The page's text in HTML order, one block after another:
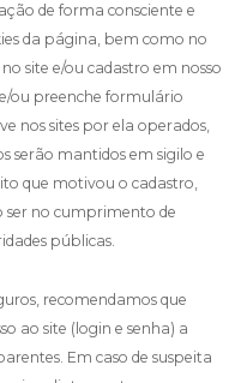
de forma consciente e
da página, bem como no
site e/ou cadastro em nosso
ou preenche formulário
nos sites por ela operados,
serão mantidos em sigilo e
que motivou o cadastro,
ser no cumprimento de
públicas.
recomendamos que
ao site (login e senha) a
Em caso de suspeita